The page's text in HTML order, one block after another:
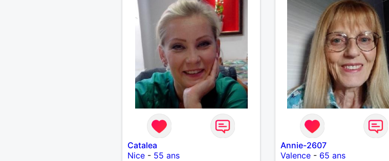
Catalea
Nice- 55 ans
Annie-2607
Valence- 65 ans